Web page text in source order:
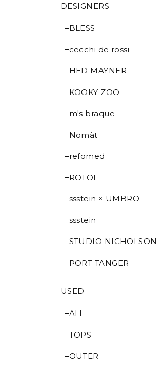
DESIGNERS
BLESS
cecchi de rossi
HED MAYNER
KOOKY ZOO
m's braque
Nomàt
refomed
ROTOL
ssstein × UMBRO
ssstein
STUDIO NICHOLSON
PORT TANGER
USED
ALL
TOPS
OUTER